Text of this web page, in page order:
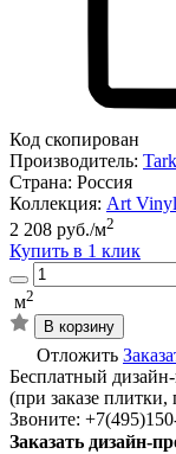
Код скопирован
Производитель:
Страна: Россия
Коллекция: Art
2 208 руб./м2
Купить в 1 клик
м2
В корзину
Отложить
Бесплатный
(при заказе плитки,
Звоните:
Заказать дизайн-